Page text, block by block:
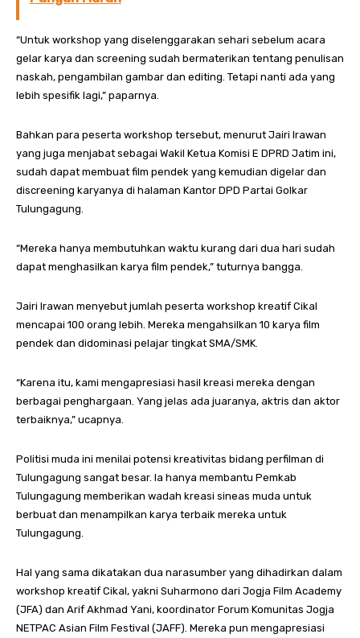
“Untuk workshop yang diselenggarakan sehari sebelum acara
gelar karya dan screening sudah bermaterikan tentang penulisan
naskah, pengambilan gambar dan editing. Tetapi nanti ada yang
lebih spesifik lagi,” paparnya.
Bahkan para peserta workshop tersebut, menurut Jairi Irawan
yang juga menjabat sebagai Wakil Ketua Komisi E DPRD Jatim ini,
sudah dapat membuat film pendek yang kemudian digelar dan
discreening karyanya di halaman Kantor DPD Partai Golkar
Tulungagung.
“Mereka hanya membutuhkan waktu kurang dari dua hari sudah
dapat menghasilkan karya film pendek,” tuturnya bangga.
Jairi Irawan menyebut jumlah peserta workshop kreatif Cikal
mencapai 100 orang lebih. Mereka mengahsilkan 10 karya film
pendek dan didominasi pelajar tingkat SMA/SMK.
“Karena itu, kami mengapresiasi hasil kreasi mereka dengan
berbagai penghargaan. Yang jelas ada juaranya, aktris dan aktor
terbaiknya,” ucapnya.
Politisi muda ini menilai potensi kreativitas bidang perfilman di
Tulungagung sangat besar. Ia hanya membantu Pemkab
Tulungagung memberikan wadah kreasi sineas muda untuk
berbuat dan menampilkan karya terbaik mereka untuk
Tulungagung.
Hal yang sama dikatakan dua narasumber yang dihadirkan dalam
workshop kreatif Cikal, yakni Suharmono dari Jogja Film Academy
(JFA) dan Arif Akhmad Yani, koordinator Forum Komunitas Jogja
NETPAC Asian Film Festival (JAFF). Mereka pun mengapresiasi